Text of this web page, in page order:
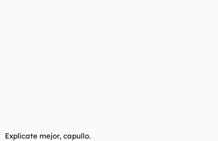
Explícate mejor, capullo.